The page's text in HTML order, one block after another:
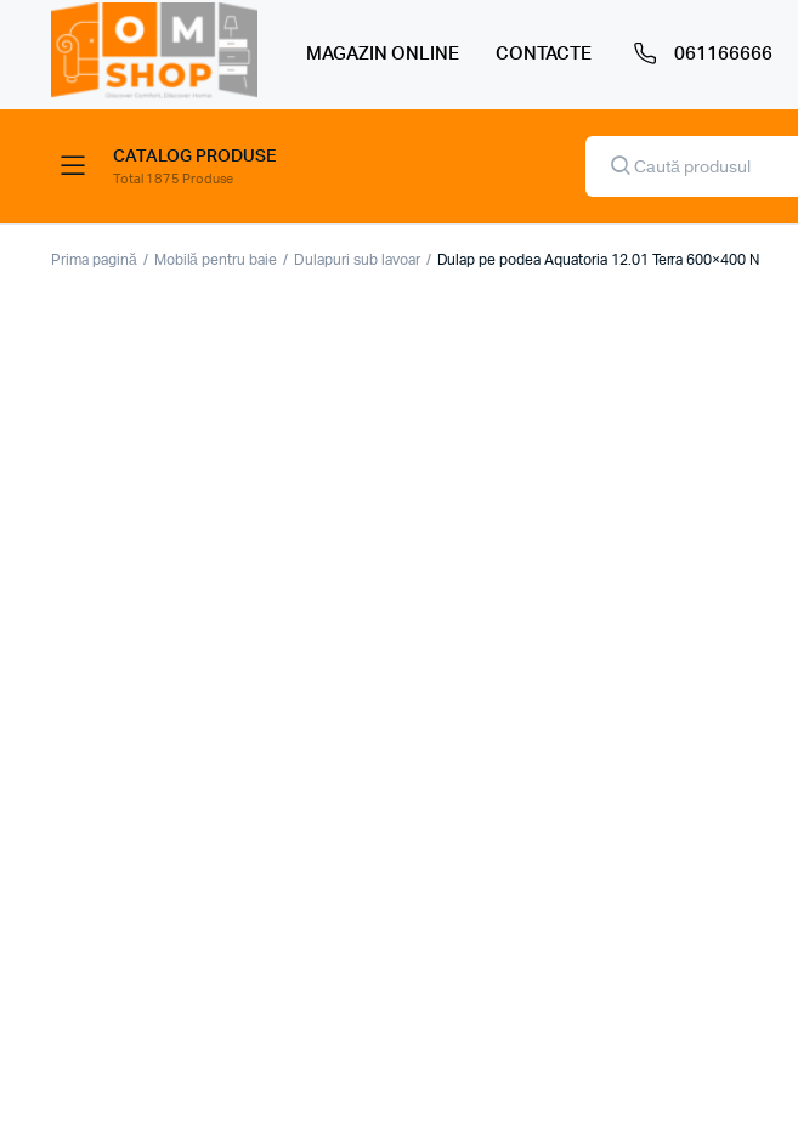
MAGAZIN ONLINE CONTACTE 061166666
CATALOG PRODUSE
Total 1875 Produse
Products
search
Prima pagină Mobilă pentru baie Dulapuri sub lavoar Dulap pe podea Aquatoria 12.01 Terra 600×400 N